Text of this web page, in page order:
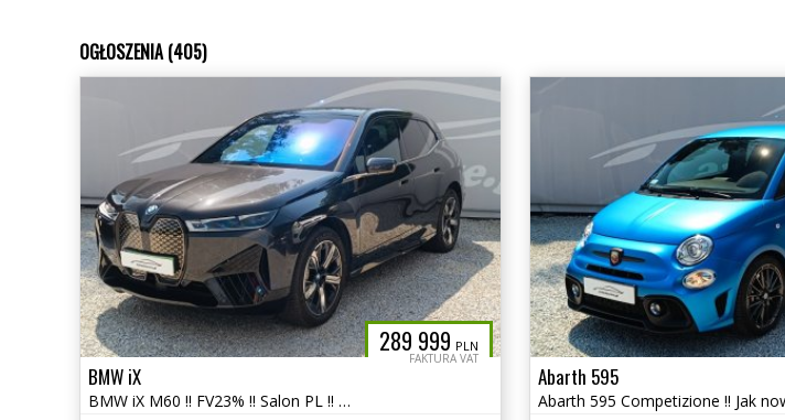
OGŁOSZENIA (405)
289 999 PLN
FAKTURA VAT
BMW iX
BMW iX M60 !! FV23% !! Salon PL !! Bezwypadkowy !! autaniszowe.pl
Abarth 595